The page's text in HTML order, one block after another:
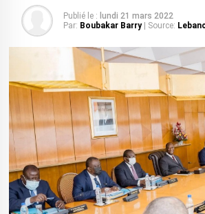
Publié le : lundi 21 mars 2022
Par: Boubakar Barry | Source: